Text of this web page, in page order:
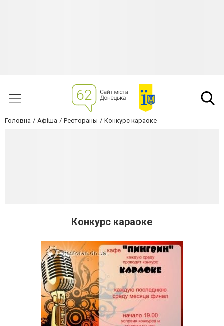
Головна Афіша Рестораны Конкурс караоке
Конкурс караоке